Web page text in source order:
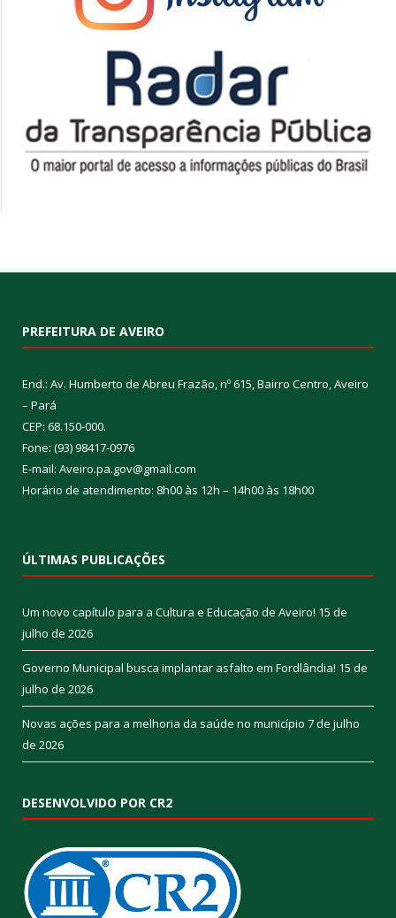
PREFEITURA DE AVEIRO
End.: Av. Humberto de Abreu Frazão, nº 615, Bairro Centro, Aveiro
– Pará
CEP: 68.150-000.
Fone: (93) 98417-0976
E-mail: Aveiro.pa.gov@gmail.com
Horário de atendimento: 8h00 às 12h – 14h00 às 18h00
ÚLTIMAS PUBLICAÇÕES
Um novo capítulo para a Cultura e Educação de Aveiro! 15 de
julho de 2026
Governo Municipal busca implantar asfalto em Fordlândia! 15 de
julho de 2026
Novas ações para a melhoria da saúde no município 7 de julho
de 2026
DESENVOLVIDO POR CR2